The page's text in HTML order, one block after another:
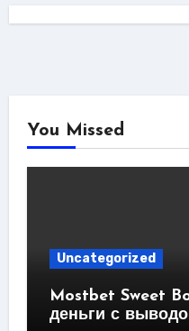
You Missed
Uncategorized
Mostbet Sweet
деньги с